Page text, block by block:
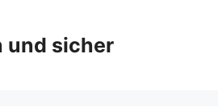
und sicher